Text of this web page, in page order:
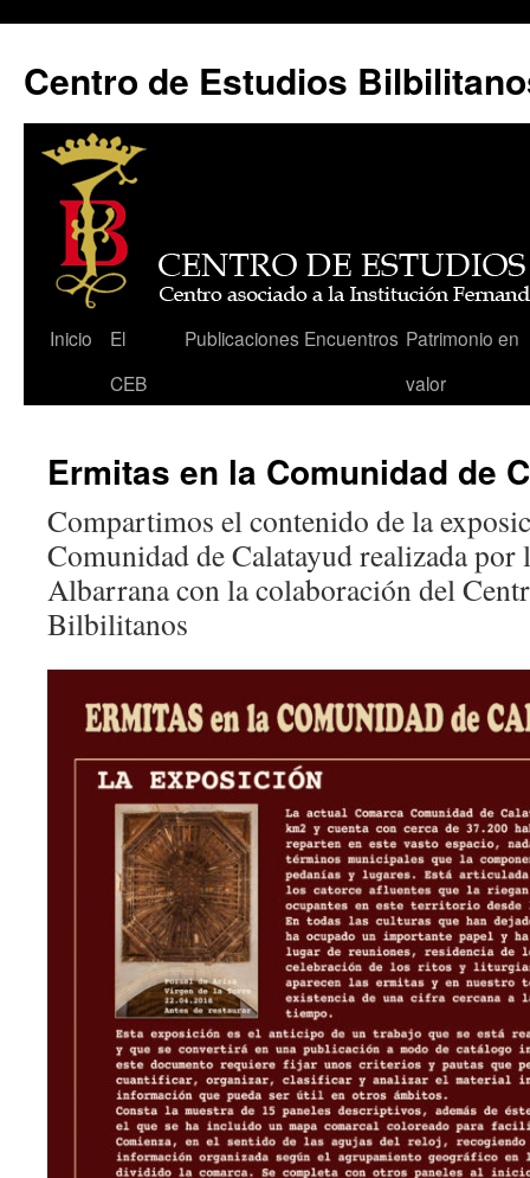
Centro de Estudios
Saltar
Inicio
El
CEB
Publicaciones Encuentros Patrimonio en
valor
Ermitas en la Comunidad de
Compartimos el contenido de la
Comunidad de Calatayud realizada por
Albarrana con la colaboración del
Bilbilitanos